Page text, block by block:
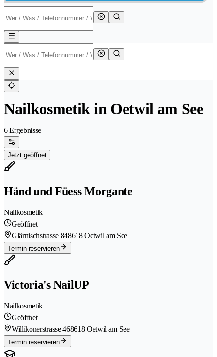
Nailkosmetik in Oetwil am See
6 Ergebnisse
Jetzt geöffnet
Händ und Füess Morgante
Nailkosmetik
Geöffnet
Glärnischstrasse 848618 Oetwil am See
Termin reservieren
Victoria's NailUP
Nailkosmetik
Geöffnet
Willikonerstrasse 468618 Oetwil am See
Termin reservieren